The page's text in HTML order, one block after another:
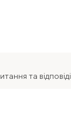
та відповіді